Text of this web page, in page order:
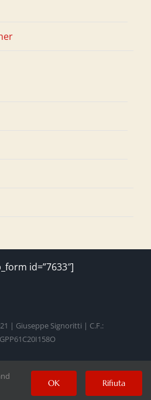
id=”7633″]
| Giuseppe Signoritti | C.F.:
TwitterInstagram
PinterestYouTube
OK Rifiuta